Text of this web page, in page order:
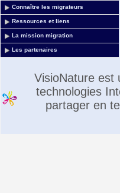
Connaître les migrateurs
Ressources et liens
La mission migration
Les partenaires
VisioNature est
technologies
partager en